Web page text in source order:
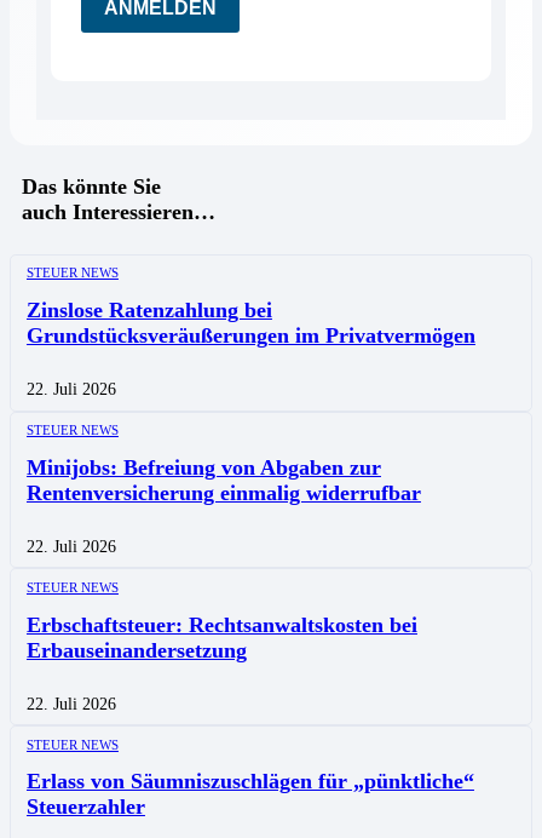
ANMELDEN
Das könnte Sie
auch Interessieren…
STEUER NEWS
Zinslose Ratenzahlung bei
Grundstücksveräußerungen im Privatvermögen
22. Juli 2026
STEUER NEWS
Minijobs: Befreiung von Abgaben zur
Rentenversicherung einmalig widerrufbar
22. Juli 2026
STEUER NEWS
Erbschaftsteuer: Rechtsanwaltskosten bei
Erbauseinandersetzung
22. Juli 2026
STEUER NEWS
Erlass von Säumniszuschlägen für „pünktliche“
Steuerzahler